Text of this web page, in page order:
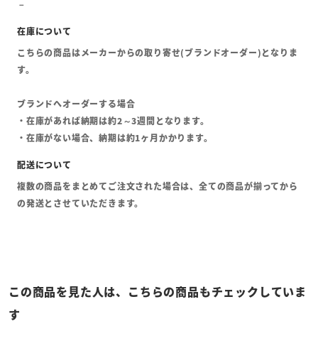
こちらの商品はメーカーからの取り寄せ(ブランドオーダー)となりま
す。
ブランドへオーダーする場合
・在庫があれば納期は約2～3週間となります。
・在庫がない場合、納期は約1ヶ月かかります。
複数の商品をまとめてご注文された場合は、全ての商品が揃ってから
の発送とさせていただきます。
この商品を見た人は、こちらの商品もチェックしていま
す